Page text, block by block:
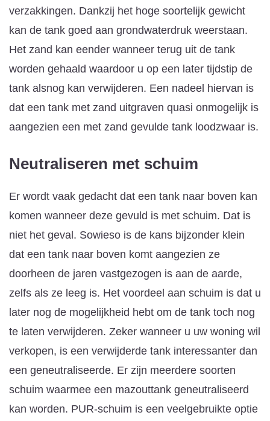
verzakkingen. Dankzij het hoge soortelijk gewicht
kan de tank goed aan grondwaterdruk weerstaan.
Het zand kan eender wanneer terug uit de tank
worden gehaald waardoor u op een later tijdstip de
tank alsnog kan verwijderen. Een nadeel hiervan is
dat een tank met zand uitgraven quasi onmogelijk is
aangezien een met zand gevulde tank loodzwaar is.
Neutraliseren met schuim
Er wordt vaak gedacht dat een tank naar boven kan
komen wanneer deze gevuld is met schuim. Dat is
niet het geval. Sowieso is de kans bijzonder klein
dat een tank naar boven komt aangezien ze
doorheen de jaren vastgezogen is aan de aarde,
zelfs als ze leeg is. Het voordeel aan schuim is dat u
later nog de mogelijkheid hebt om de tank toch nog
te laten verwijderen. Zeker wanneer u uw woning wil
verkopen, is een verwijderde tank interessanter dan
een geneutraliseerde. Er zijn meerdere soorten
schuim waarmee een mazouttank geneutraliseerd
kan worden. PUR-schuim is een veelgebruikte optie